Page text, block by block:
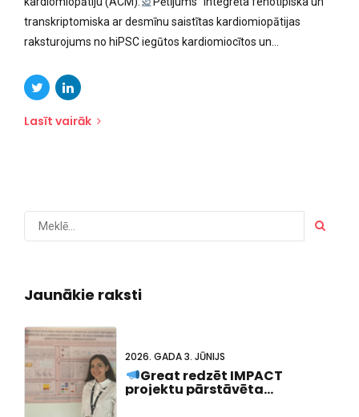
transkriptomiska ar desmīnu saistītas kardiomiopātijas
raksturojums no hiPSC iegūtos kardiomiocītos un...
Lasīt vairāk
Jaunākie raksti
2026. GADA 3. JŪNIJS
Great redzēt IMPACT
projektu pārstāvēta